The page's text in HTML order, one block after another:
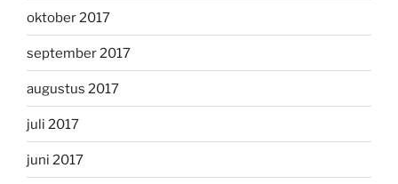
oktober 2017
september 2017
augustus 2017
juli 2017
juni 2017